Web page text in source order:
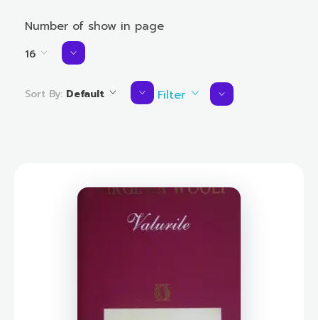
Number of show in page
16
Sort By: Default Filter